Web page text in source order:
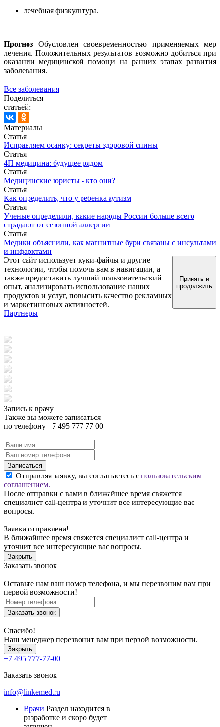
лечебная физкультура.
Прогноз Обусловлен своевременностью применяемых мер
лечения. Положительных результатов возможно добиться при
оказании медицинской помощи на ранних этапах развития
заболевания.
Все заболевания
Поделиться
статьей:
Материалы
Статья
Исправляем осанку: секреты здоровой спины
Статья
4П медицина: будущее рядом
Статья
Медицинские юристы - кто они?
Статья
Как определить, что у ребенка аутизм
Статья
Ученые определили, какие народы России больше всего
страдают от сезонной аллергии
Статья
Медики объяснили, как магнитные бури связаны с инсультами
и инфарктами
Этот сайт использует куки-файлы и другие
технологии, чтобы помочь вам в навигации, а
также предоставить лучший пользовательский
опыт, анализировать использование наших
продуктов и услуг, повысить качество рекламных
и маркетинговых активностей.
Принять и
продолжить
Партнеры
Запись к врачу
Также вы можете записаться
по телефону +7 495 777 77 00
Записаться
Отправляя заявку, вы соглашаетесь с пользовательским
соглашением.
После отправки с вами в ближайшее время свяжется
специалист call-центра и уточнит все интересующие вас
вопросы.
Заявка отправлена!
В ближайшее время свяжется специалист call-центра и
уточнит все интересующие вас вопросы.
Закрыть
Заказать звонок
Оставьте нам ваш номер телефона, и мы перезвоним вам при
первой возможности!
Заказать звонок
Спасибо!
Наш менеджер перезвонит вам при первой возможности.
Закрыть
+7 495 777-77-00
Заказать звонок
info@linkemed.ru
Врачи Раздел находится в
разработке и скоро будет